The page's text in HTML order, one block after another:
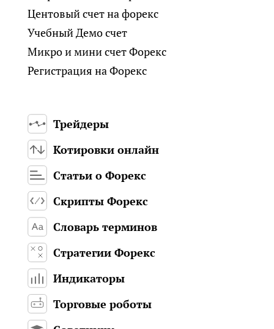
Центовый счет на форекс
Учебный Демо счет
Микро и мини счет Форекс
Регистрация на Форекс
Трейдеры
Котировки онлайн
Статьи о Форекс
Скрипты Форекс
Словарь терминов
Стратегии Форекс
Индикаторы
Торговые роботы